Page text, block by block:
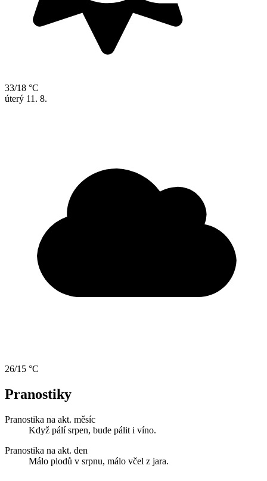
33/18 °C
úterý 11. 8.
26/15 °C
Pranostiky
Pranostika na akt. měsíc
Když pálí srpen, bude pálit i víno.
Pranostika na akt. den
Málo plodů v srpnu, málo včel z jara.